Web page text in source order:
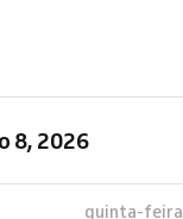
8, 2026
quinta-feira